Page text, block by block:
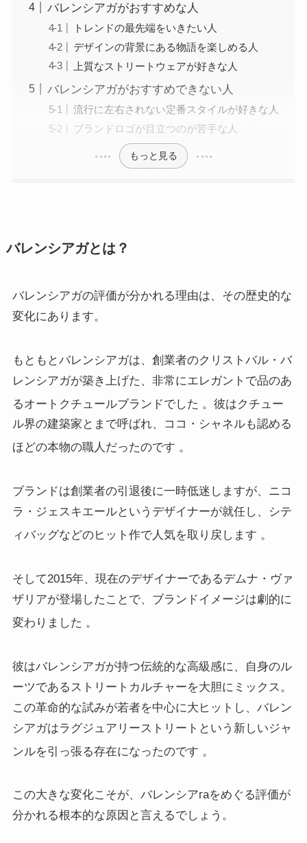
バレンシアガがおすすめな人
トレンドの最先端をいきたい人
デザインの背景にある物語を楽しめる人
上質なストリートウェアが好きな人
バレンシアガがおすすめできない人
流行に左右されない定番スタイルが好きな人
ブランドロゴが目立つのが苦手な人
もっと見る
バレンシアガとは？
バレンシアガの評価が分かれる理由は、その歴史的な
変化にあります。
もともとバレンシアガは、創業者のクリストバル・バ
レンシアガが築き上げた、非常にエレガントで品のあ
るオートクチュールブランドでした 。彼はクチュー
ル界の建築家とまで呼ばれ、ココ・シャネルも認める
ほどの本物の職人だったのです 。
ブランドは創業者の引退後に一時低迷しますが、ニコ
ラ・ジェスキエールというデザイナーが就任し、シテ
ィバッグなどのヒット作で人気を取り戻します 。
そして2015年、現在のデザイナーであるデムナ・ヴァ
ザリアが登場したことで、ブランドイメージは劇的に
変わりました 。
彼はバレンシアガが持つ伝統的な高級感に、自身のル
ーツであるストリートカルチャーを大胆にミックス。
この革命的な試みが若者を中心に大ヒットし、バレン
シアガはラグジュアリーストリートという新しいジャ
ンルを引っ張る存在になったのです 。
この大きな変化こそが、バレンシアгаをめぐる評価が
分かれる根本的な原因と言えるでしょう。